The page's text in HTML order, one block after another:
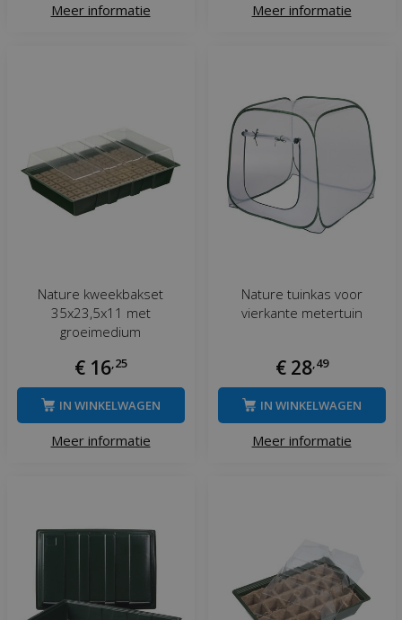
Meer informatie Meer informatie
Nature kweekbakset
35x23,5x11 met
groeimedium
€ 16 25
Meer informatie
IN WINKELWAGEN
Nature tuinkas voor
vierkante metertuin
€ 28 49
Meer informatie
IN WINKELWAGEN